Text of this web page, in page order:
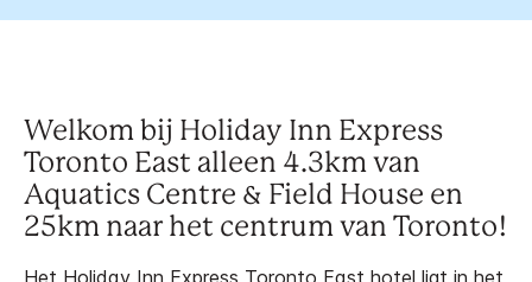
Welkom bij Holiday Inn Express
Toronto East alleen 4.3km van
Aquatics Centre & Field House en
25km naar het centrum van Toronto!